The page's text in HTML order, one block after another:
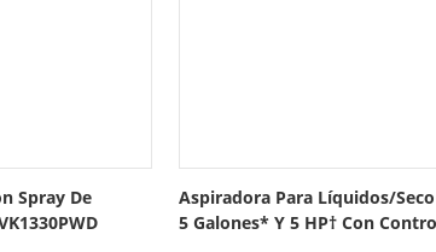
Spray De
Aspiradora Para Líquidos/
5 Galones* Y 5 HP† Con